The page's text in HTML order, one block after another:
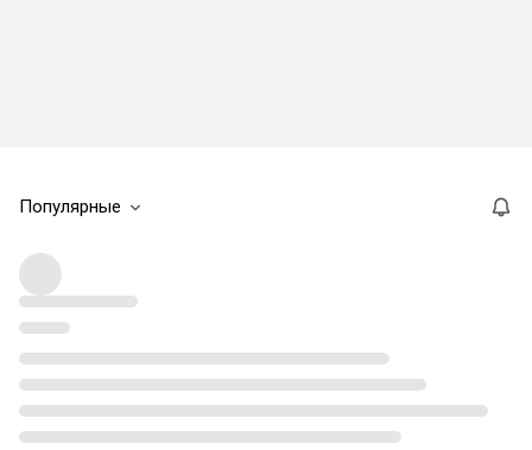
Популярные